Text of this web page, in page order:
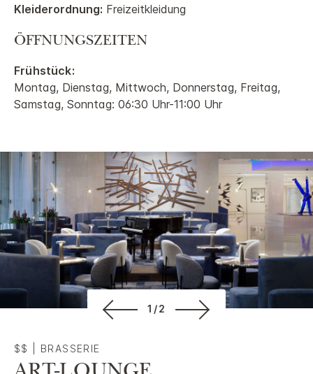
Kleiderordnung: Freizeitkleidung
ÖFFNUNGSZEITEN
Frühstück:
Montag, Dienstag, Mittwoch, Donnerstag, Freitag,
Samstag, Sonntag: 06:30 Uhr-11:00 Uhr
1/2
$$ BRASSERIE